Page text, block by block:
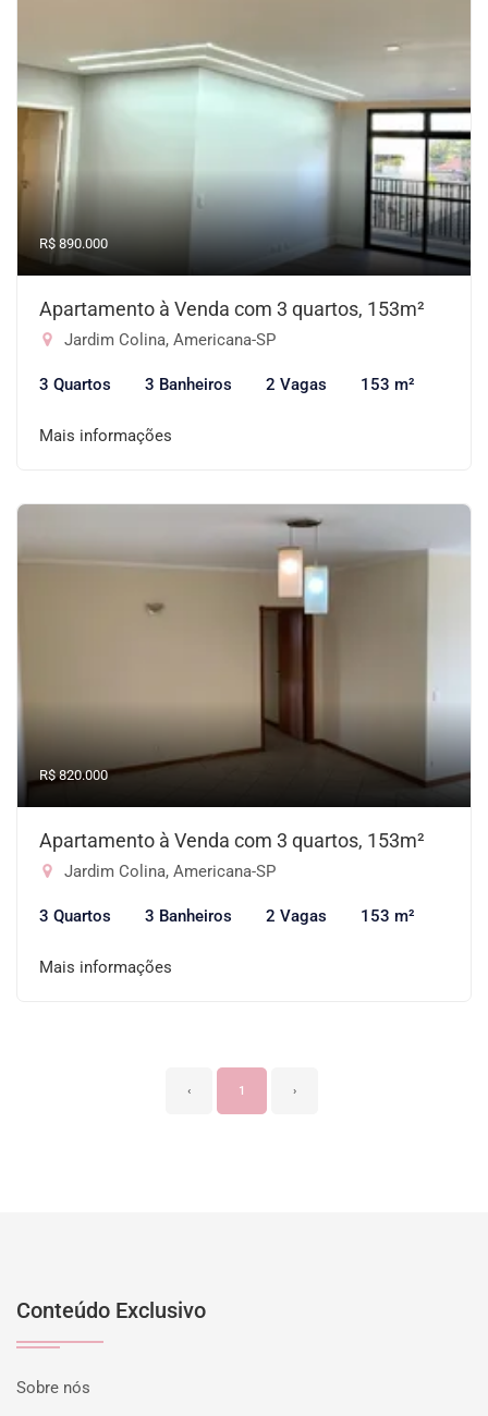
R$ 890.000
Apartamento à Venda com 3 quartos, 153m²
Jardim Colina, Americana-SP
3 Quartos 3 Banheiros 2 Vagas 153 m²
Mais informações
R$ 820.000
Apartamento à Venda com 3 quartos, 153m²
Jardim Colina, Americana-SP
3 Quartos 3 Banheiros 2 Vagas 153 m²
Mais informações
‹ 1 ›
Conteúdo Exclusivo
Sobre nós